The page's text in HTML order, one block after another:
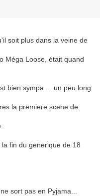
soit plus dans la veine de
Méga Loose, était quand
bien sympa ... un peu long
la premiere scene de
fin du generique de 18
sort pas en Pyjama...